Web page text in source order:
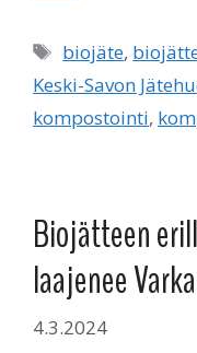
Avainsanat
biojäte,
Keski-Savon
kompostointi,
Biojätteen
laajenee
4.3.2024